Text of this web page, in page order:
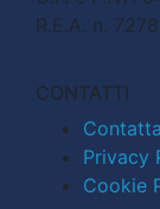
R.E.A. n.
CONTATTI
Privacy
Cookie